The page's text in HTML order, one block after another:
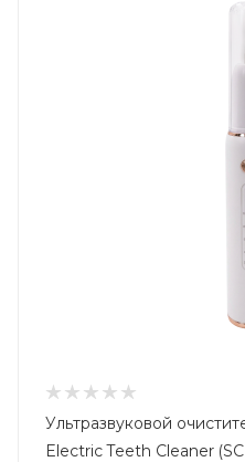
Ультразвуковой
Electric Teeth Cleaner